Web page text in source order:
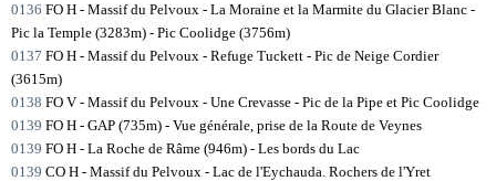
0136 FO H - Massif du Pelvoux - La Moraine et la Marmite du Glacier Blanc -
Pic la Temple (3283m) - Pic Coolidge (3756m)
0137 FO H - Massif du Pelvoux - Refuge Tuckett - Pic de Neige Cordier
(3615m)
0138 FO V - Massif du Pelvoux - Une Crevasse - Pic de la Pipe et Pic Coolidge
0139 FO H - GAP (735m) - Vue générale, prise de la Route de Veynes
0139 FO H - La Roche de Râme (946m) - Les bords du Lac
0139 CO H - Massif du Pelvoux - Lac de l'Eychauda. Rochers de l'Yret